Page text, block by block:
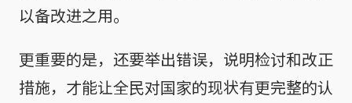
以备改进之用。
更重要的是，还要举出错误，说明检讨和改正
措施，才能让全民对国家的现状有更完整的认